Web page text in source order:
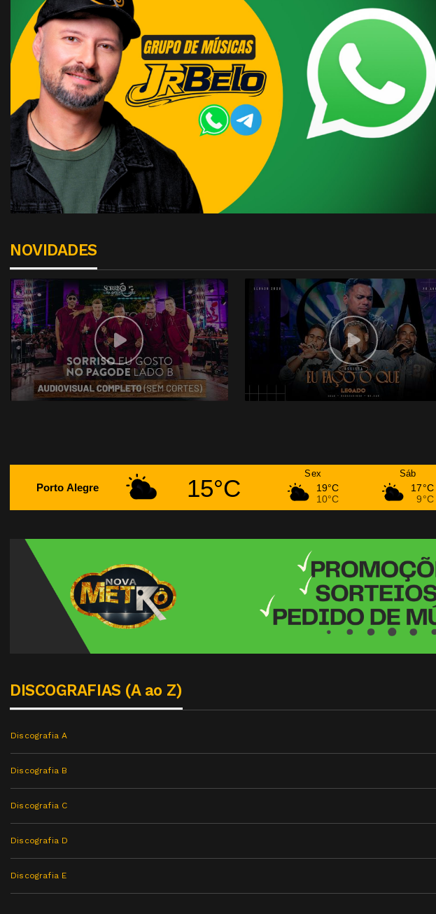
NOVIDADES
Porto Alegre 15°C
Sex
19°C
10°C
Sáb
17°C
9°C
DISCOGRAFIAS (A ao Z)
Discografia A
Discografia B
Discografia C
Discografia D
Discografia E